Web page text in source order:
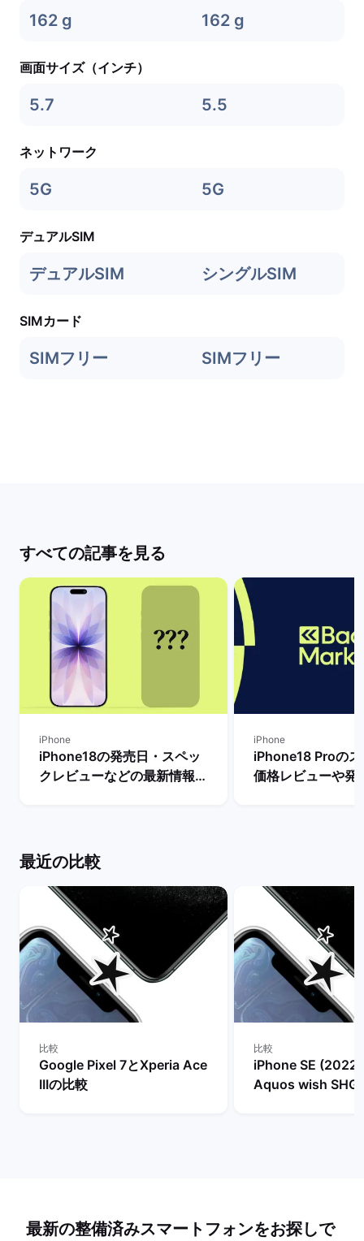
162 g 162 g
画面サイズ（インチ）
5.7 5.5
ネットワーク
5G 5G
デュアルSIM
デュアルSIM シングルSIM
SIMカード
SIMフリー SIMフリー
すべての記事を見る
iPhone
iPhone18の発売日・スペッ
クレビューなどの最新情報ま
iPhone
iPhone18 Proの
価格レビューや発
最近の比較
比較
Google Pixel 7とXperia Ace
IIIの比較
比較
iPhone SE
Aquos wish
最新の整備済みスマートフォンをお探しで